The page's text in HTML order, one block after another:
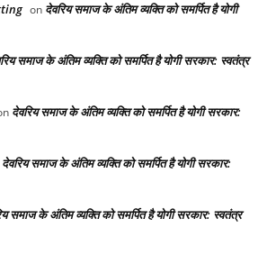
on देवरिय समाज के अंतिम व्यक्ति को समर्पित है योगी
समाज के अंतिम व्यक्ति को समर्पित है योगी सरकार: स्वतंत्र
देवरिय समाज के अंतिम व्यक्ति को समर्पित है योगी सरकार:
देवरिय समाज के अंतिम व्यक्ति को समर्पित है योगी सरकार:
समाज के अंतिम व्यक्ति को समर्पित है योगी सरकार: स्वतंत्र